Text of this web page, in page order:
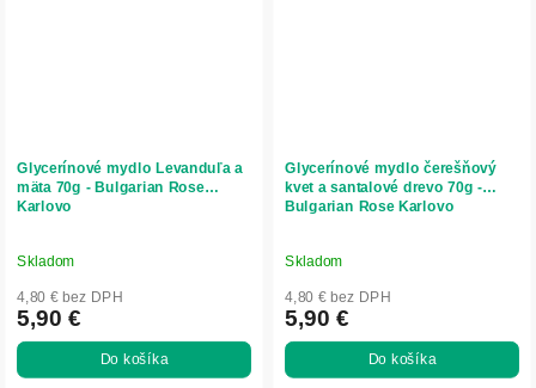
Glycerínové mydlo Levanduľa a
mäta 70g - Bulgarian Rose
Karlovo
Skladom
4,80 € bez DPH
5,90 €
Do košíka
Glycerínové mydlo čerešňový
kvet a santalové drevo 70g -
Bulgarian Rose Karlovo
Skladom
4,80 € bez DPH
5,90 €
Do košíka